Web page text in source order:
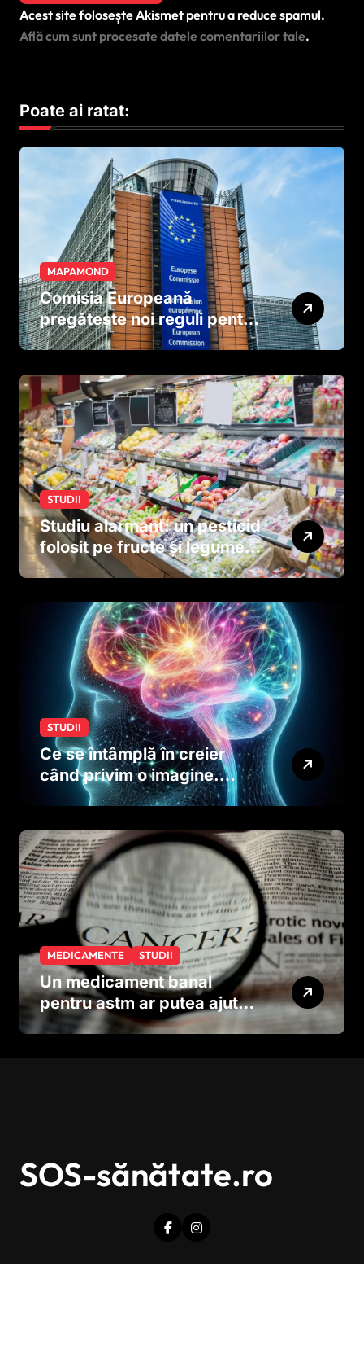
Acest site folosește Akismet pentru a reduce spamul.
Află cum sunt procesate datele comentariilor tale.
Poate ai ratat:
MAPAMOND
Comisia Europeană
pregătește noi reguli pentru
tutun și țigările electronice
STUDII
Studiu alarmant: un pesticid
folosit pe fructe și legume
ar putea afecta dezvoltarea
dinainte de naștere
STUDII
Ce se întâmplă în creier
când privim o imagine.
Studiul care explică rolul
MEDICAMENTE STUDII
Un medicament banal
pentru astm ar putea ajuta
în lupta împotriva
SOS-sănătate.ro